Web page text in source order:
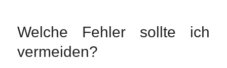
Welche Fehler sollte ich
vermeiden?